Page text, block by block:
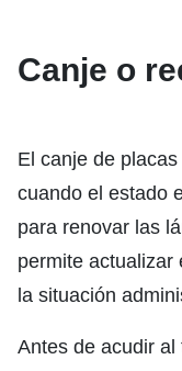
Canje o
El canje de
cuando el estado
para renovar las
permite actualizar
la situación
Antes de acudir